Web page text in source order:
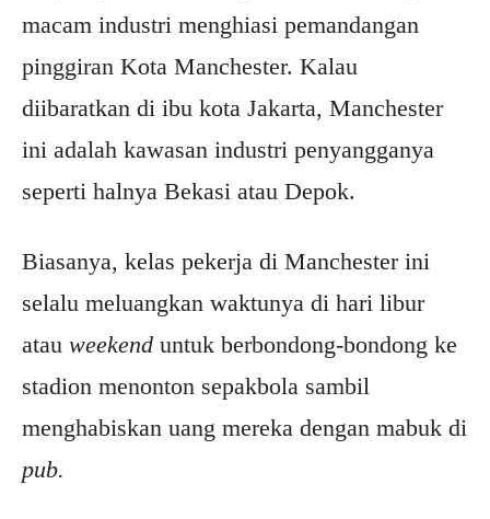
macam industri menghiasi pemandangan
pinggiran Kota Manchester. Kalau
diibaratkan di ibu kota Jakarta, Manchester
ini adalah kawasan industri penyangganya
seperti halnya Bekasi atau Depok.
Biasanya, kelas pekerja di Manchester ini
selalu meluangkan waktunya di hari libur
atau weekend untuk berbondong-bondong ke
stadion menonton sepakbola sambil
menghabiskan uang mereka dengan mabuk di
pub.